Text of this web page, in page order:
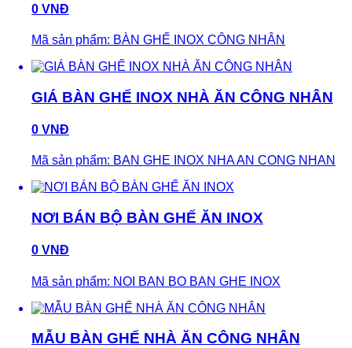
0 VNĐ
Mã sản phẩm: BÀN GHẾ INOX CÔNG NHÂN
GIÁ BÀN GHẾ INOX NHÀ ĂN CÔNG NHÂN
0 VNĐ
Mã sản phẩm: BAN GHE INOX NHA AN CONG NHAN
NƠI BÁN BỘ BÀN GHẾ ĂN INOX
0 VNĐ
Mã sản phẩm: NOI BAN BO BAN GHE INOX
MẪU BÀN GHẾ NHÀ ĂN CÔNG NHÂN